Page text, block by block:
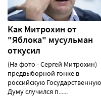
Как Митрохин от
"Яблока" мусульман
откусил
(На фото - Сергей
предвыборной гонке в
российскую Государственную
Думу случился п......